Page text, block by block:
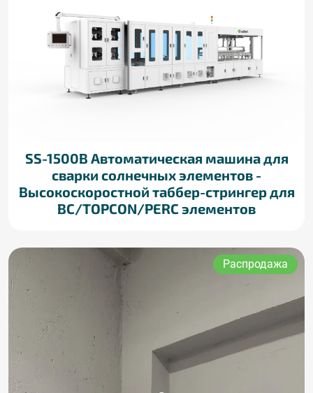
SS-1500B Автоматическая машина для
сварки солнечных элементов -
Высокоскоростной таббер-стрингер для
BC/TOPCON/PERC элементов
Распродажа